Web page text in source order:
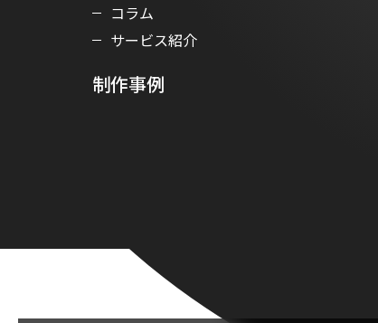
コラム
サービス紹介
制作事例